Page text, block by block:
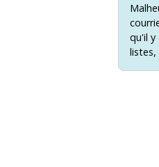
qu'il y